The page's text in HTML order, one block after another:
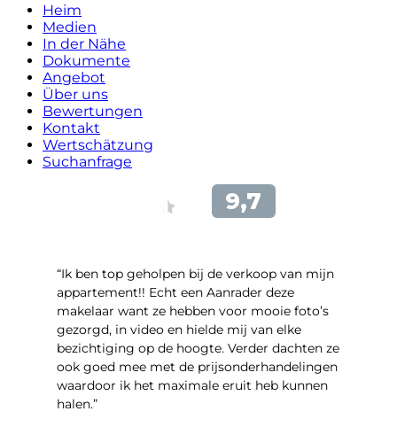
Heim
Medien
In der Nähe
Dokumente
Angebot
Über uns
Bewertungen
Kontakt
Wertschätzung
Suchanfrage
“Ik ben top geholpen bij de verkoop van mijn
appartement!! Echt een Aanrader deze
makelaar want ze hebben voor mooie foto’s
gezorgd, in video en hielde mij van elke
bezichtiging op de hoogte. Verder dachten ze
ook goed mee met de prijsonderhandelingen
waardoor ik het maximale eruit heb kunnen
halen.”